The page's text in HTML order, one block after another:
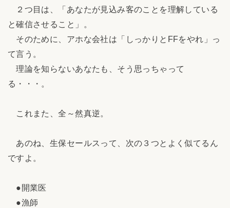
２つ目は、「あなたが見込み客のことを理解している
と確信させること」。
そのために、アホな会社は「しっかりとFFをやれ」っ
て言う。
理論を知らないあなたも、そう思っちゃって
る・・・。
これまた、全～然真逆。
あのね、生保セールスって、次の３つとよく似てるん
ですよ。
●開業医
●漁師